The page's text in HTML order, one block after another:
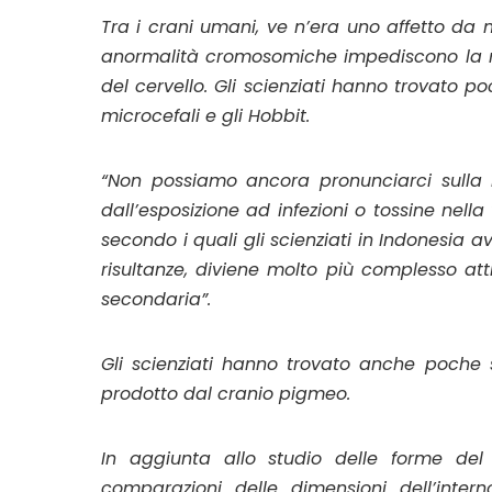
Tra i crani umani, ve n’era uno affetto da
anormalità cromosomiche impediscono
del cervello. Gli scienziati hanno trovato
microcefali e gli Hobbit.
“Non possiamo ancora pronunciarci
dall’esposizione ad infezioni o tossine
secondo i quali gli scienziati in Indonesia
risultanze, diviene molto più complesso
secondaria”.
Gli scienziati hanno trovato anche poche
prodotto dal cranio pigmeo.
In aggiunta allo studio delle forme